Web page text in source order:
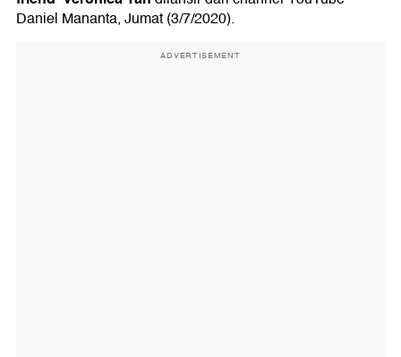
Daniel Mananta, Jumat (3/7/2020).
ADVERTISEMENT